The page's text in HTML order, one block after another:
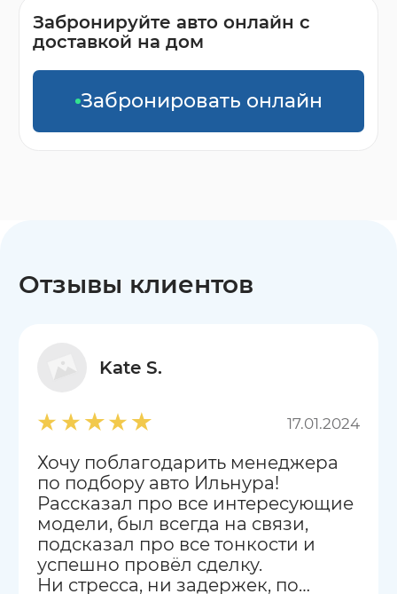
Забронируйте авто онлайн с
доставкой на дом
Забронировать онлайн
Отзывы клиентов
Kate S.
17.01.2024
Хочу поблагодарить менеджера
по подбору авто Ильнура!
Рассказал про все интересующие
модели, был всегда на связи,
подсказал про все тонкости и
успешно провёл сделку.
Ни стресса, ни задержек, по